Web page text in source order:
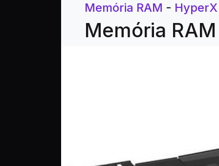
Memória RAM - HyperX
Memória